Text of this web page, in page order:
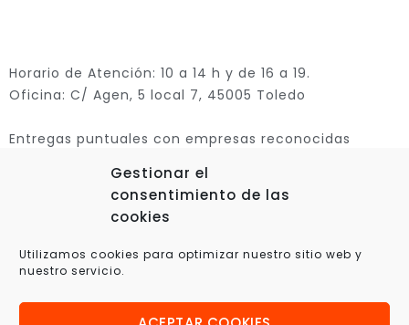
Gestionar el
consentimiento de las
cookies
Utilizamos cookies para optimizar nuestro sitio web y
nuestro servicio.
Horario de Atención: 10 a 14 h y de 16 a 19.
Oficina: C/ Agen, 5 local 7, 45005 Toledo
Entregas puntuales con empresas reconocidas